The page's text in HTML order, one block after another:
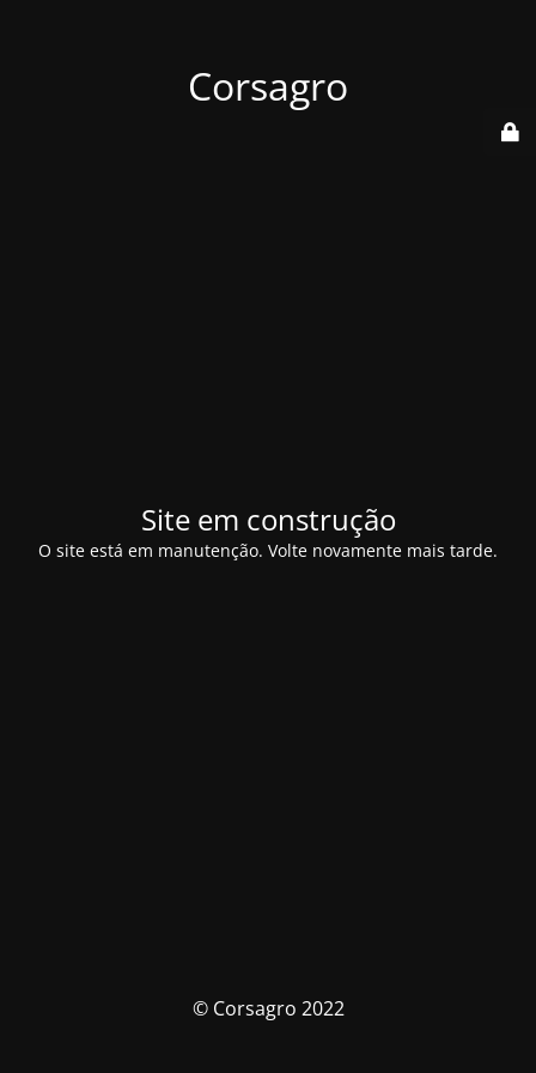
Corsagro
Site em construção
O site está em manutenção. Volte novamente mais tarde.
© Corsagro 2022